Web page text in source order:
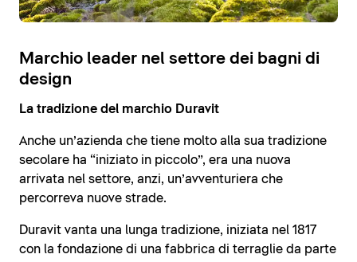
Marchio leader nel settore dei bagni di
design
La tradizione del marchio Duravit
Anche un’azienda che tiene molto alla sua tradizione
secolare ha “iniziato in piccolo”, era una nuova
arrivata nel settore, anzi, un’avventuriera che
percorreva nuove strade.
Duravit vanta una lunga tradizione, iniziata nel 1817
con la fondazione di una fabbrica di terraglie da parte